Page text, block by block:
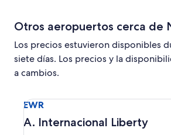
Otros aeropuertos cerca de
Los precios estuvieron disponibles
siete días. Los precios y la
a cambios.
EWR
A. Internacional Liberty